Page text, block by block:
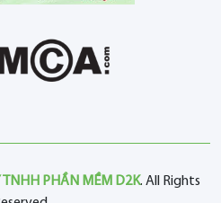
TNHH PHẦN MỀM D2K. All Rights